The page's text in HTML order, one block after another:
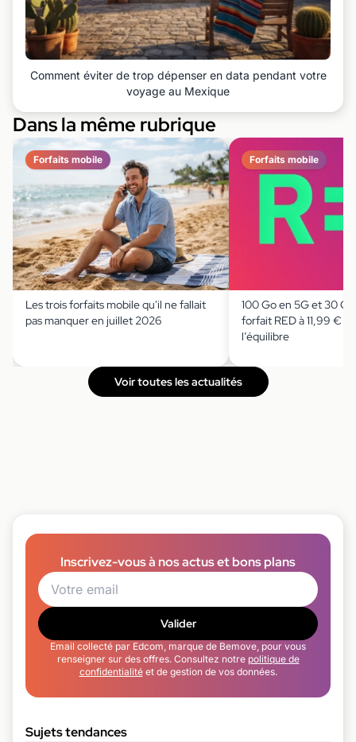
Comment éviter de trop dépenser en data pendant votre
voyage au Mexique
Dans la même rubrique
Forfaits mobile
Les trois forfaits mobile qu'il ne fallait
pas manquer en juillet 2026
Forfaits mobile
100 Go en 5G et 30
forfait RED à 11,99 €
l’équilibre
Voir toutes les actualités
Inscrivez-vous à nos actus et bons plans
Valider
Email collecté par Edcom, marque de Bemove, pour vous
renseigner sur des offres. Consultez notre politique de
confidentialitéet de gestion de vos données.
Sujets tendances